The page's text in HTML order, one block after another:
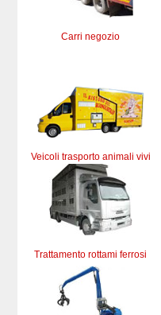
Carri negozio
Veicoli trasporto animali vivi
Trattamento rottami ferrosi